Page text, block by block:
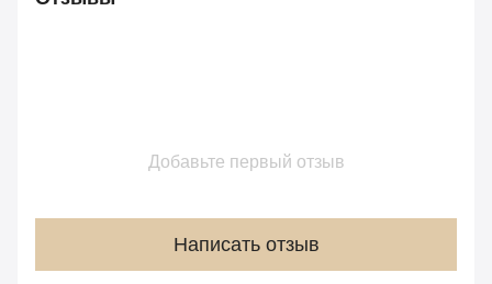
Добавьте первый отзыв
Написать отзыв